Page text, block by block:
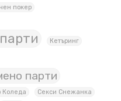
покер
Кетъринг
парти
Коледа
Секси Снежанка